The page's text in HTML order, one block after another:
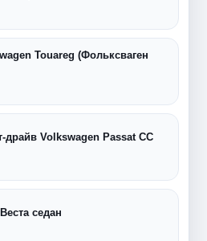
Touareg (Фольксваген
драйв Volkswagen Passat CC
седан